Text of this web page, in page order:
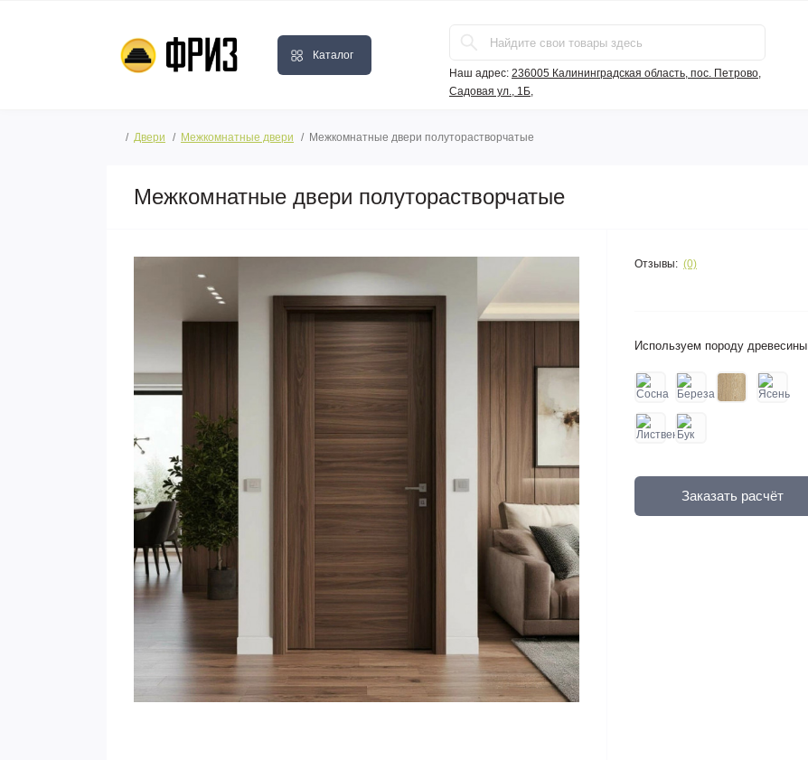
Каталог
Наш адрес: 236005 Калининградская область, пос. Петрово,
Садовая ул., 1Б,
Двери Межкомнатные двери Межкомнатные двери полуторастворчатые
Межкомнатные двери полуторастворчатые
Отзывы: (0)
Используем породу древесины
Заказать расчёт